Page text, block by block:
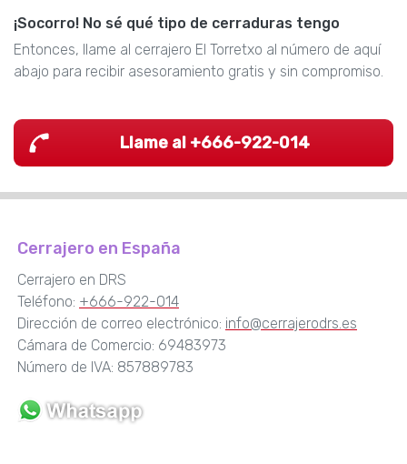
¡Socorro! No sé qué tipo de cerraduras tengo
Entonces, llame al cerrajero El Torretxo al número de aquí
abajo para recibir asesoramiento gratis y sin compromiso.
Llame al +666-922-014
Cerrajero en España
Cerrajero en DRS
Teléfono: +666-922-014
Dirección de correo electrónico: info@cerrajerodrs.es
Cámara de Comercio: 69483973
Número de IVA: 857889783